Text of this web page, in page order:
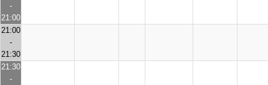
-
21:00
21:00
-
21:30
21:30
-